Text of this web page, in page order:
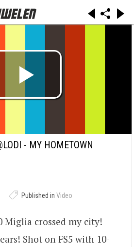
- MY HOMETOWN
Published in Video
Miglia crossed my city!
Shot on FS5 with 10-